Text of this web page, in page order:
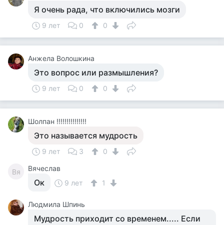
Я очень рада, что включились мозги
9 лет 0 0
Анжела Волошкина
Это вопрос или размышления?
9 лет 0 0
Шолпан !!!!!!!!!!!!!!!
Это называется мудрость
9 лет 3 0
Вя Вячеслав
Ок 9 лет 1
Людмила Шпинь
Мудрость приходит со временем..... Если